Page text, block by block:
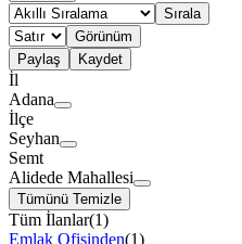
Sırala
Görünüm
Paylaş
Kaydet
İl
Adana
İlçe
Seyhan
Semt
Alidede Mahallesi
Tümünü Temizle
Tüm İlanlar(1)
Emlak Ofisinden(1)